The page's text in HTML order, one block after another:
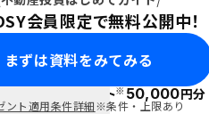
会員限定で無料公開中！
まずは資料をみてみる
ポイント※50,000円分
ント適用条件詳細※条件・上限あり